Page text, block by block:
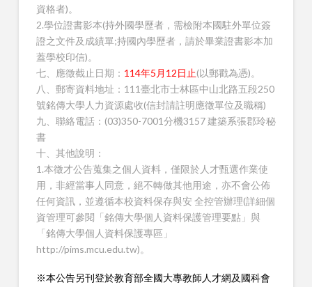
資格者)。
2.學位證書影本(持外國學歷者，需檢附本國駐外單位簽
證之文件及成績單;持國內學歷者，請於畢業證書影本加
蓋學校印信)。
七、應徵截止日期： 114年5月12日止(以郵戳為憑)。
八、郵寄資料地址：111臺北市士林區中山北路五段250
號銘傳大學人力資源處收(信封請註明應徵單位及職稱)
九、聯絡電話：(03)350-7001分機3157 建築系張郡玲秘
書
十、其他說明：
1.本徵才公告蒐集之個人資料，僅限於人才甄選作業使
用，非經當事人同意，絕不轉做其他用途，亦不會公佈
任何資訊，並遵循本校資料保存與安 全控管辦理(詳細個
資管理可參閱「銘傳大學個人資料保護管理要點」與
「銘傳大學個人資料保護專區」
http://pims.mcu.edu.tw)。
※本公告另刊登於教育部全國大專教師人才網及國科會